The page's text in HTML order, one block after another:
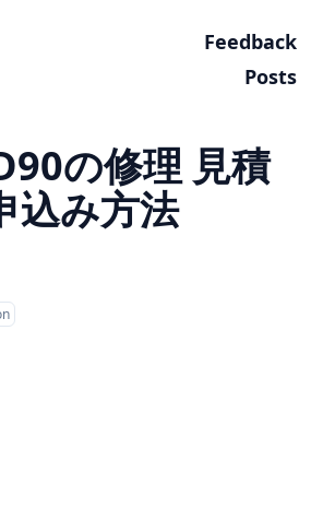
Feedback
Posts
の修理 見積
込み方法